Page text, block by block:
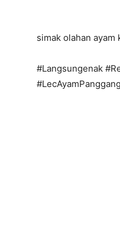
simak olahan ayam
#Langsungenak
#LecAyamPanggang